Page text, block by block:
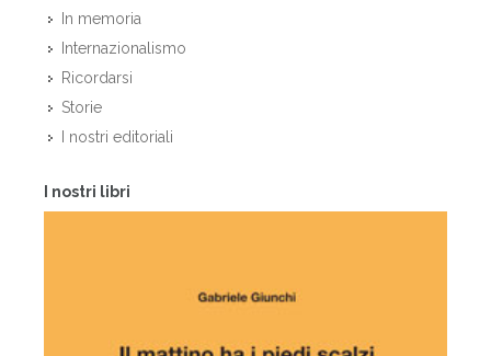
In memoria
Internazionalismo
Ricordarsi
Storie
I nostri editoriali
I nostri libri